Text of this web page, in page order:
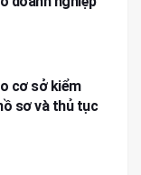
cơ sở kiểm
sơ và thủ tục